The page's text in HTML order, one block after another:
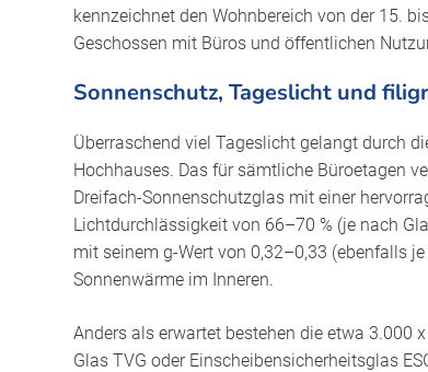
kennzeichnet den Wohnbereich von der 15.
Geschossen mit Büros und öffentlichen
Sonnenschutz, Tageslicht und
Überraschend viel Tageslicht gelangt durch
Hochhauses. Das für sämtliche Büroetagen
Dreifach-Sonnenschutzglas mit einer
Lichtdurchlässigkeit von 66–70 % (je nach
mit seinem g-Wert von 0,32–0,33 (ebenfalls
Sonnenwärme im Inneren.
Anders als erwartet bestehen die etwa 3.000
Glas TVG oder Einscheibensicherheitsglas